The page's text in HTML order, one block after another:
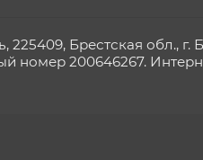
Брестская обл., г.
номер 200646267.